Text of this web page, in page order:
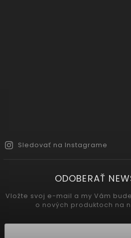
Sledovať na Instagrame
ODOBERAŤ
Vložte svoj e-mail a my Vám
o nových produktoch na